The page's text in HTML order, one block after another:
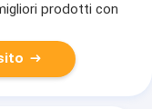
prodotti con